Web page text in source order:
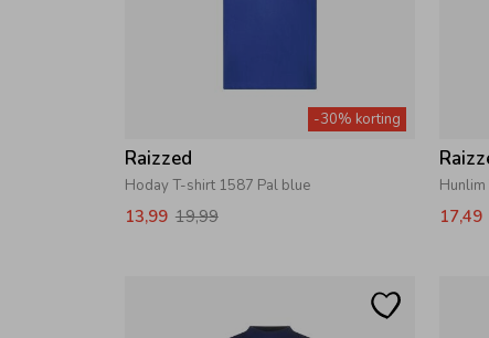
-30% korting
Raizzed
Hoday T-shirt 1587 Pal blue
13,99 19,99 17,49